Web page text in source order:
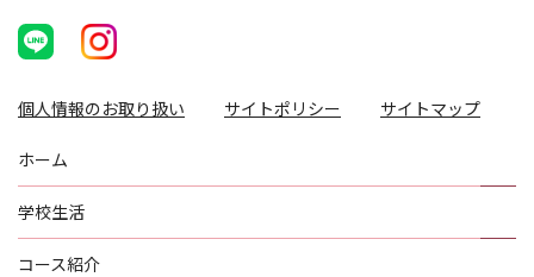
個人情報のお取り扱い サイトポリシー サイトマップ
ホーム
学校生活
コース紹介